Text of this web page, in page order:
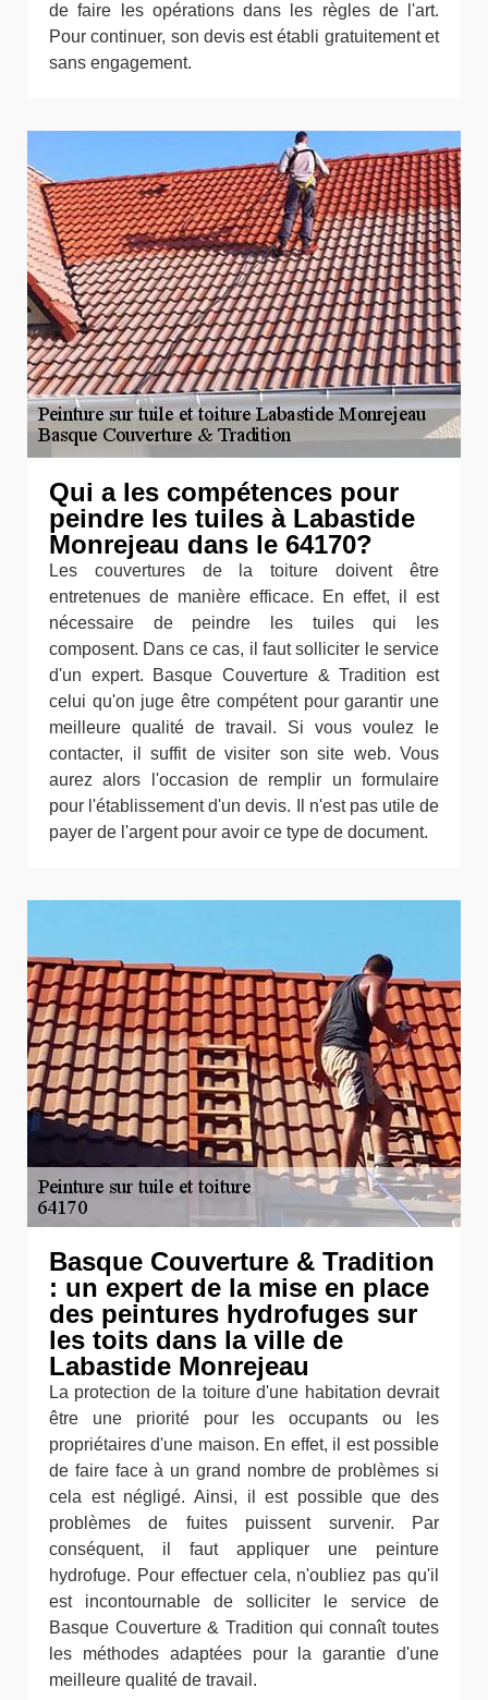
de faire les opérations dans les règles de l'art.
Pour continuer, son devis est établi gratuitement et
sans engagement.
Qui a les compétences pour
peindre les tuiles à Labastide
Monrejeau dans le 64170?
Les couvertures de la toiture doivent être
entretenues de manière efficace. En effet, il est
nécessaire de peindre les tuiles qui les
composent. Dans ce cas, il faut solliciter le service
d'un expert. Basque Couverture & Tradition est
celui qu'on juge être compétent pour garantir une
meilleure qualité de travail. Si vous voulez le
contacter, il suffit de visiter son site web. Vous
aurez alors l'occasion de remplir un formulaire
pour l'établissement d'un devis. Il n'est pas utile de
payer de l'argent pour avoir ce type de document.
Basque Couverture & Tradition
: un expert de la mise en place
des peintures hydrofuges sur
les toits dans la ville de
Labastide Monrejeau
La protection de la toiture d'une habitation devrait
être une priorité pour les occupants ou les
propriétaires d'une maison. En effet, il est possible
de faire face à un grand nombre de problèmes si
cela est négligé. Ainsi, il est possible que des
problèmes de fuites puissent survenir. Par
conséquent, il faut appliquer une peinture
hydrofuge. Pour effectuer cela, n'oubliez pas qu'il
est incontournable de solliciter le service de
Basque Couverture & Tradition qui connaît toutes
les méthodes adaptées pour la garantie d'une
meilleure qualité de travail.